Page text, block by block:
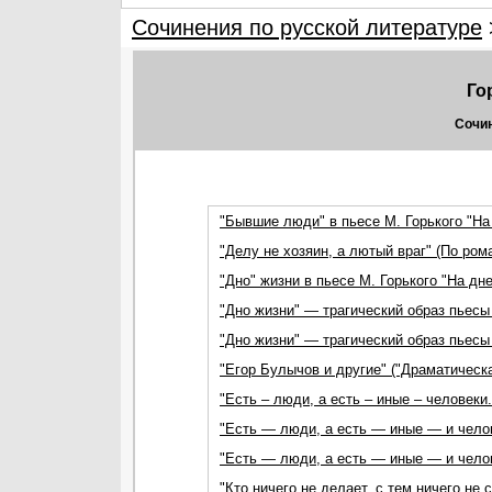
Сочинения по русской литературе
"Бывшие люди" в пьесе М. Горького
"Делу не хозяин, а лютый враг" (По
"Дно" жизни в пьесе М. Горького "На
"Дно жизни" — трагический образ
"Дно жизни" — трагический образ
"Егор Булычов и другие"
"Есть – люди, а есть – иные –
"Есть — люди, а есть — иные — и
"Есть — люди, а есть — иные — и
"Кто ничего не делает, с тем ничего не